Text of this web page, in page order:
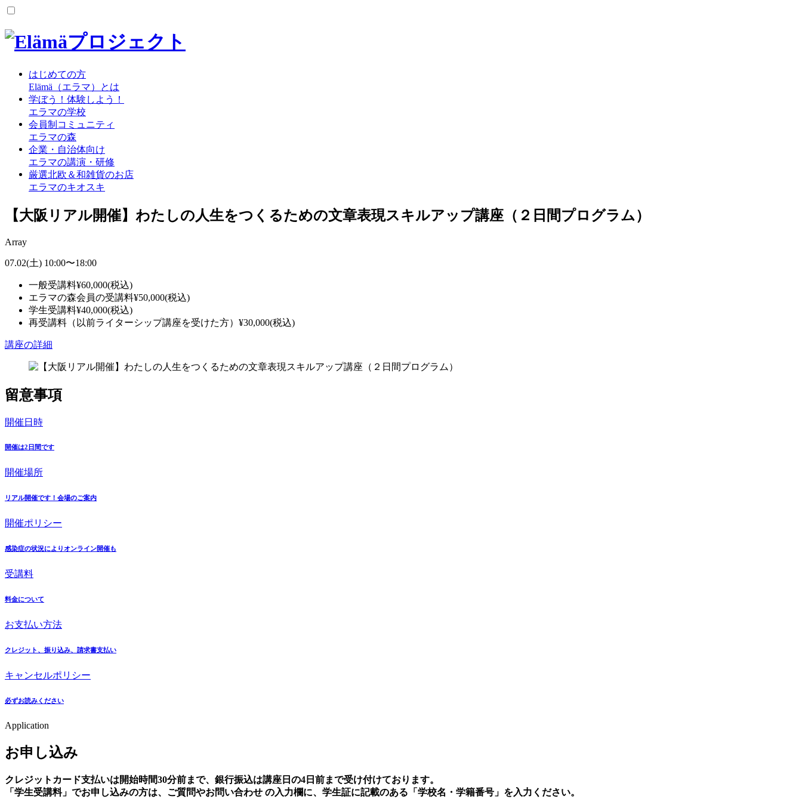
はじめての方
Elämä（エラマ）とは
学ぼう！体験しよう！
エラマの学校
会員制コミュニティ
エラマの森
企業・自治体向け
エラマの講演・研修
厳選北欧＆和雑貨のお店
エラマのキオスキ
【大阪リアル開催】わたしの人生をつくるための文章表現スキルアップ講座（２日間プログラム）
Array
07.02(土) 10:00〜18:00
一般受講料¥60,000(税込)
エラマの森会員の受講料¥50,000(税込)
学生受講料¥40,000(税込)
再受講料（以前ライターシップ講座を受けた方） ¥30,000(税込)
講座の詳細
留意事項
開催日時
開催は2日間です
開催場所
リアル開催です！会場のご案内
開催ポリシー
感染症の状況によりオンライン開催も
受講料
料金について
お支払い方法
クレジット、振り込み、請求書支払い
キャンセルポリシー
必ずお読みください
Application
お申し込み
クレジットカード支払いは開始時間30分前まで、銀行振込は講座日の4日前まで受け付けております。
「学生受講料」でお申し込みの方は、ご質問やお問い合わせ の入力欄に、学生証に記載のある「学校名・学籍番号」を入力ください。